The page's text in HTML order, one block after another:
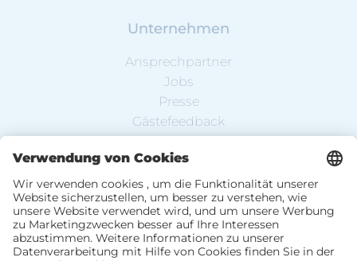
Unternehmen
Ansprechpartner
Jobs
Presse
Gästefeedback
Partnerbetriebe
Newsletter-Anmeldung
DE EN